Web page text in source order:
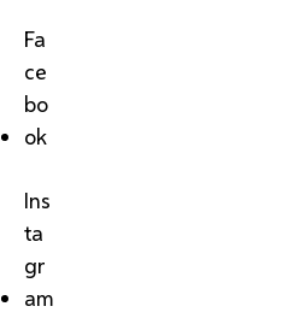
Fa
ce
bo
ok
Ins
ta
gr
am